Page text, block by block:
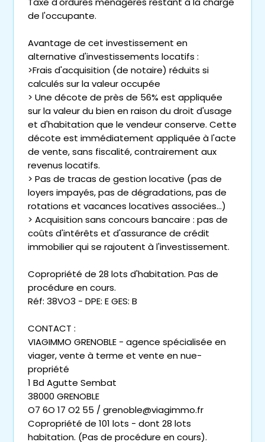
de l'occupante.
Avantage de cet investissement en
alternative d'investissements locatifs :
>Frais d'acquisition (de notaire) réduits si
calculés sur la valeur occupée
> Une décote de près de 56% est appliquée
sur la valeur du bien en raison du droit d'usage
et d'habitation que le vendeur conserve. Cette
décote est immédiatement appliquée à l'acte
de vente, sans fiscalité, contrairement aux
revenus locatifs.
> Pas de tracas de gestion locative (pas de
loyers impayés, pas de dégradations, pas de
rotations et vacances locatives associées...)
> Acquisition sans concours bancaire : pas de
coûts d'intérêts et d'assurance de crédit
immobilier qui se rajoutent à l'investissement.
Copropriété de 28 lots d'habitation. Pas de
procédure en cours.
Réf: 38VO3 - DPE: E GES: B
CONTACT :
VIAGIMMO GRENOBLE - agence spécialisée en
viager, vente à terme et vente en nue-
propriété
1 Bd Agutte Sembat
38000 GRENOBLE
O7 6O 17 O2 55 / grenoble@viagimmo.fr
Copropriété de 101 lots - dont 28 lots
habitation. (Pas de procédure en cours).